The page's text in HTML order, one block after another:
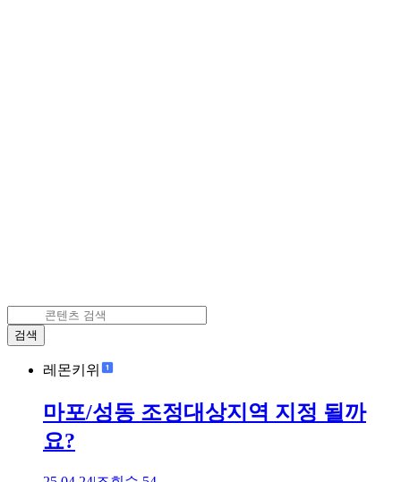
검색
레몬키위
마포/성동 조정대상지역 지정 될까
요?